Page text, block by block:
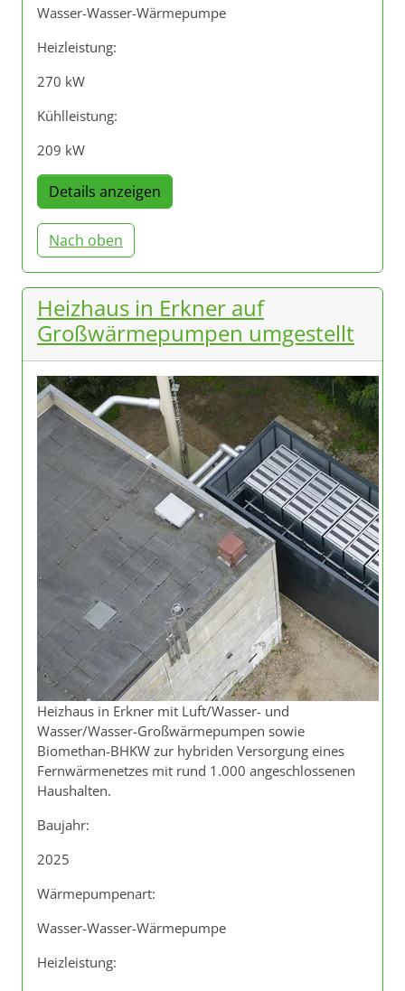
Wasser-Wasser-Wärmepumpe
Heizleistung:
270 kW
Kühlleistung:
209 kW
Details anzeigen
Nach oben
Heizhaus in Erkner auf
Großwärmepumpen umgestellt
Heizhaus in Erkner mit Luft/Wasser- und
Wasser/Wasser-Großwärmepumpen sowie
Biomethan-BHKW zur hybriden Versorgung eines
Fernwärmenetzes mit rund 1.000 angeschlossenen
Haushalten.
Baujahr:
2025
Wärmepumpenart:
Wasser-Wasser-Wärmepumpe
Heizleistung: